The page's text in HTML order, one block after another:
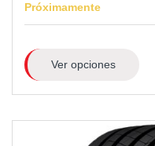
Próximamente
Ver opciones